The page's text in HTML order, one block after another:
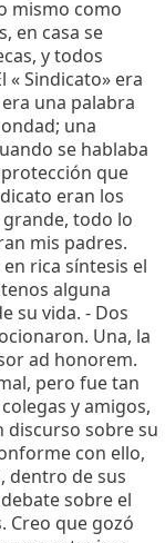
mismo como
en casa se
y todos
« Sindicato» era
una palabra
una
se hablaba
que
eran los
todo lo
mis padres.
rica síntesis el
alguna
su vida. - Dos
Una, la
ad honorem.
pero fue tan
y amigos,
discurso sobre su
con ello,
dentro de sus
sobre el
Creo que gozó